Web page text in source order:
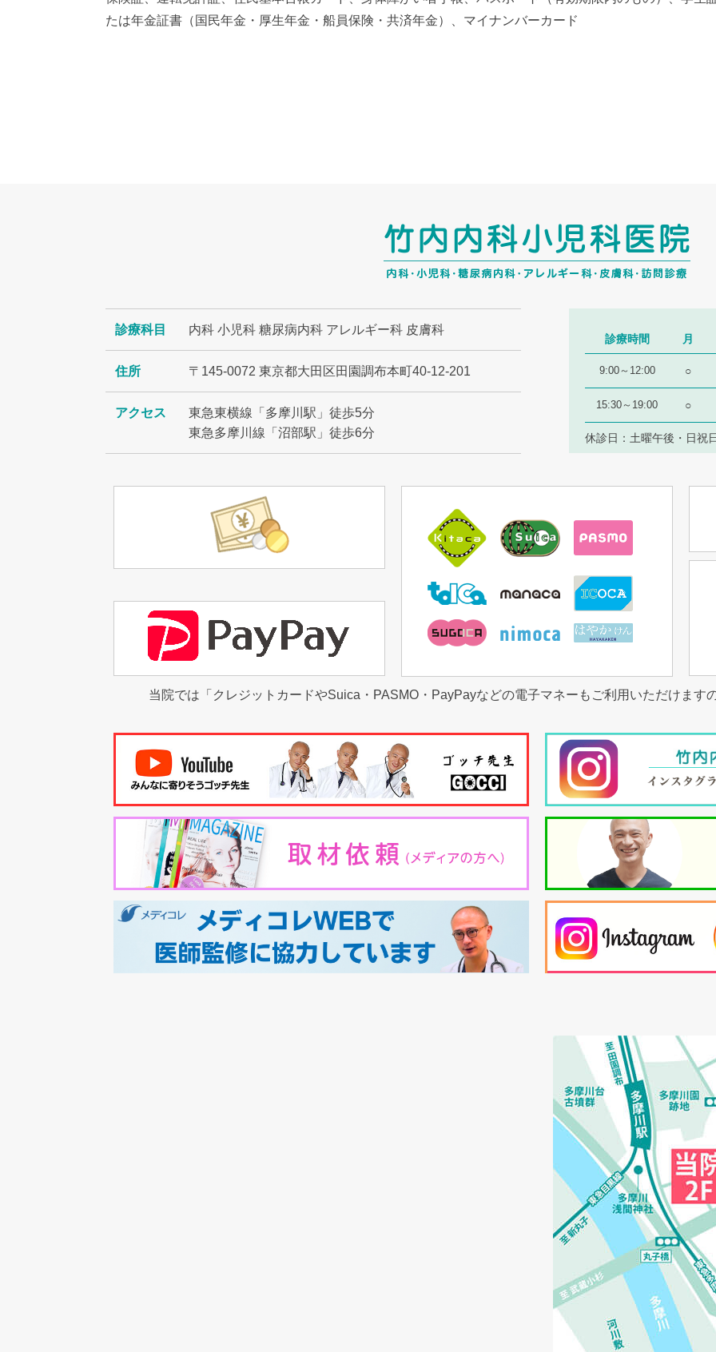
たは年金証書（国民年金・厚生年金・船員保険・共済年金）、マイナンバーカード
診療科目 内科 小児科 糖尿病内科 アレルギー科 皮膚科
住所 〒145-0072 東京都大田区田園調布本町40-12-201
アクセス
東急東横線「多摩川駅」徒歩5分
東急多摩川線「沼部駅」徒歩6分
診療時間 月
9:00～12:00 ○
15:30～19:00 ○
休診日：土曜午後・日祝
当院では「クレジットカードやSuica・PASMO・PayPayなどの電子マネーもご利用いただけます